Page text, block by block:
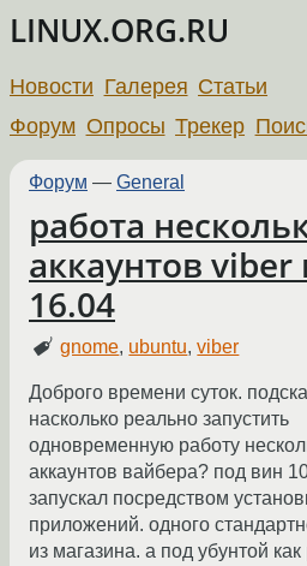
LINUX.ORG.RU
Новости Галерея Статьи
Форум Опросы Трекер
Форум — General
работа
аккаунтов
16.04
gnome, ubuntu,viber
Доброго времени суток.
насколько реально запустить
одновременную работу
аккаунтов вайбера? под вин
запускал посредством
приложений. одного
из магазина. а под убунтой